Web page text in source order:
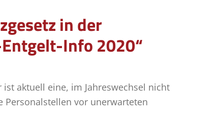
in der
Info 2020“
aktuell eine, im Jahreswechsel nicht
Personalstellen vor unerwarteten